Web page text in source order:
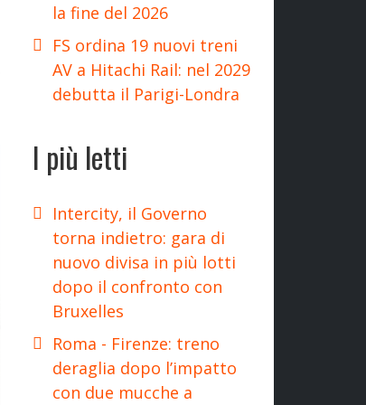
la fine del 2026
FS ordina 19 nuovi treni
AV a Hitachi Rail: nel 2029
debutta il Parigi-Londra
I più letti
Intercity, il Governo
torna indietro: gara di
nuovo divisa in più lotti
dopo il confronto con
Bruxelles
Roma - Firenze: treno
deraglia dopo l’impatto
con due mucche a